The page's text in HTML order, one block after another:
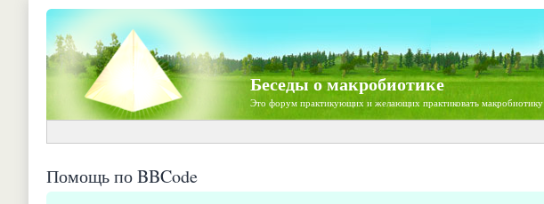
Беседы о макробиотике
Это форум практикующих и желающих практиковать макробиотику
Помощь по BBCode